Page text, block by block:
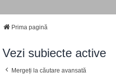
Prima pagină
Vezi subiecte active
Mergeți la căutare avansată